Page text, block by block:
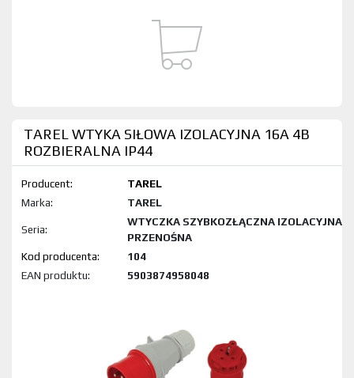
TAREL WTYKA SIŁOWA IZOLACYJNA 16A 4B
ROZBIERALNA IP44
Producent:
TAREL
Marka:
TAREL
Seria:
WTYCZKA SZYBKOZŁĄCZNA IZOLACYJNA
PRZENOŚNA
Kod produktu:
104
EAN produktu:
5903874958048